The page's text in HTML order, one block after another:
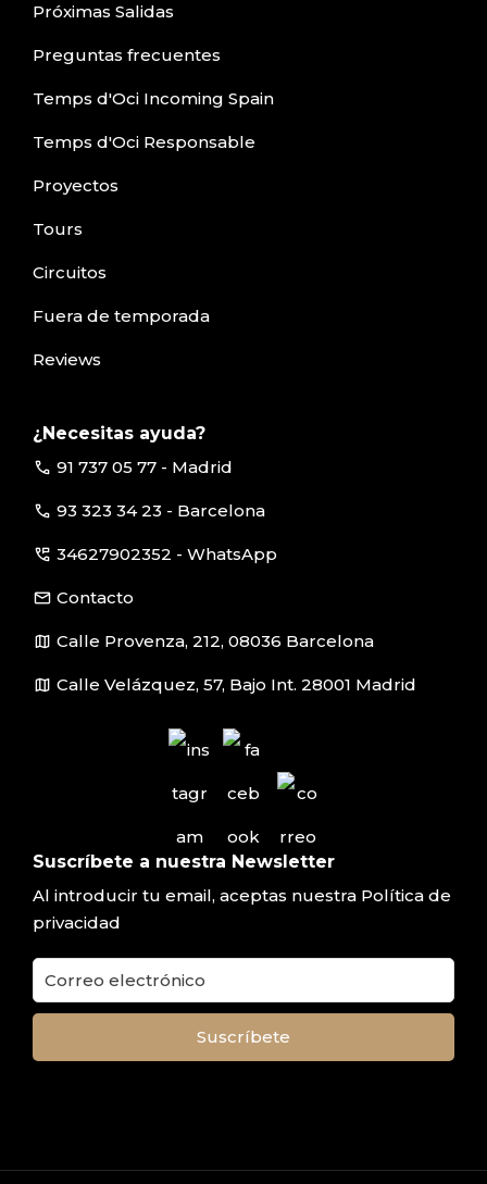
Próximas Salidas
Preguntas frecuentes
Temps d'Oci Incoming Spain
Temps d'Oci Responsable
Proyectos
Tours
Circuitos
Fuera de temporada
Reviews
¿Necesitas ayuda?
call 91 737 05 77 - Madrid
call 93 323 34 23 - Barcelona
perm_phone_msg 34627902352 - WhatsApp
email Contacto
map Calle Provenza, 212, 08036 Barcelona
map Calle Velázquez, 57, Bajo Int. 28001 Madrid
Suscríbete a nuestra Newsletter
Al introducir tu email, aceptas nuestra Política de
privacidad